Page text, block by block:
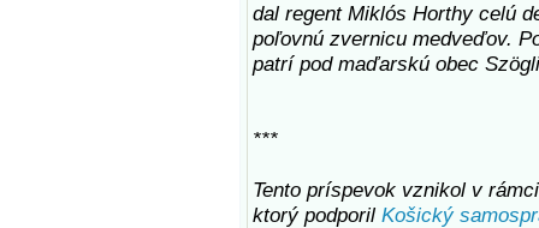
dal regent Miklós Horthy celú
poľovnú zvernicu medveďov.
patrí pod maďarskú obec
***
Tento príspevok vznikol v
ktorý podporil Košický